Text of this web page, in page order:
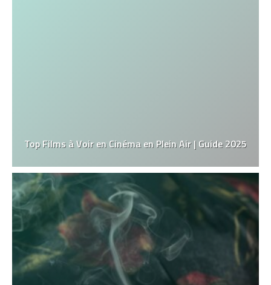
Top Films à Voir en Cinéma en Plein Air | Guide 2025